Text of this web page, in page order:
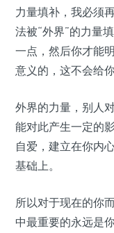
力量填补，我必须
法被“外界”的力量
一点，然后你才能
意义的，这不会给
外界的力量，别人
能对此产生一定的
自爱，建立在你内
基础上。
所以对于现在的你
中最重要的永远是